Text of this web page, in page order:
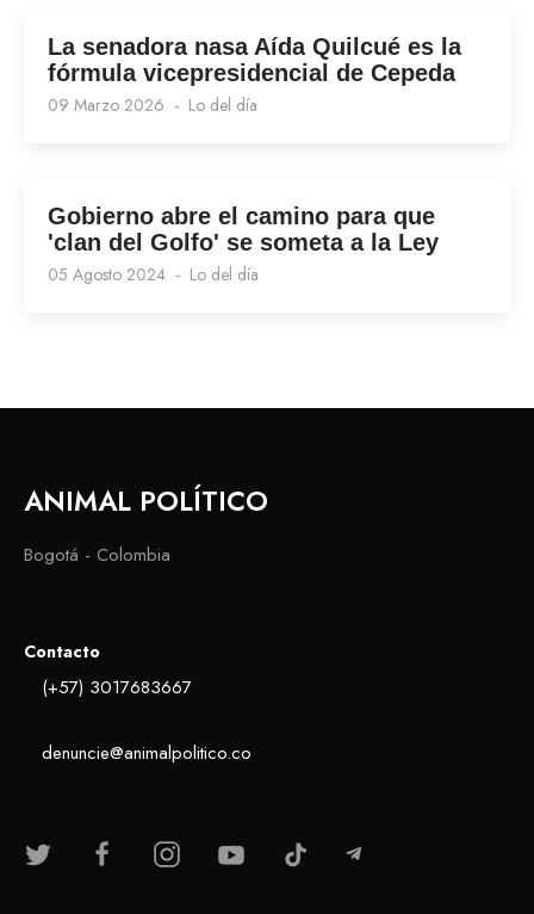
La senadora nasa Aída Quilcué es la
fórmula vicepresidencial de Cepeda
09 Marzo 2026 Lo del día
Gobierno abre el camino para que
'clan del Golfo' se someta a la Ley
05 Agosto 2024 Lo del día
ANIMAL POLÍTICO
Bogotá - Colombia
Contacto
(+57) 3017683667
denuncie@animalpolitico.co